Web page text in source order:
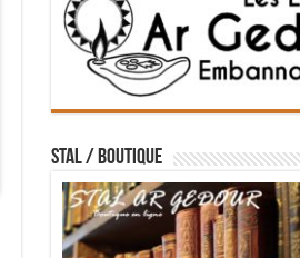
STAL / BOUTIQUE